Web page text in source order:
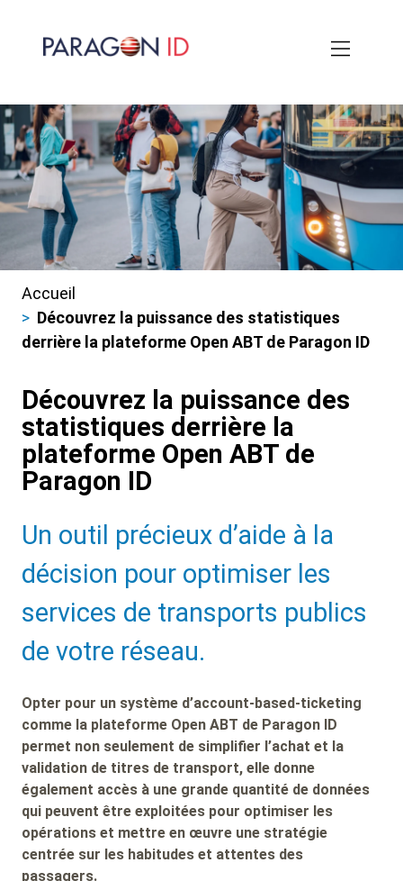
contenu
Fils
d'ariane
Accueil
Découvrez la puissance des statistiques
derrière la plateforme Open ABT de Paragon ID
Découvrez la puissance des
statistiques derrière la
plateforme Open ABT de
Paragon ID
Sub
Heading
Un outil précieux d’aide à la
décision pour optimiser les
services de transports publics
de votre réseau.
Opter pour un système d’account-based-ticketing
comme la plateforme Open ABT de Paragon ID
permet non seulement de simplifier l’achat et la
validation de titres de transport, elle donne
également accès à une grande quantité de données
qui peuvent être exploitées pour optimiser les
opérations et mettre en œuvre une stratégie
centrée sur les habitudes et attentes des
passagers.